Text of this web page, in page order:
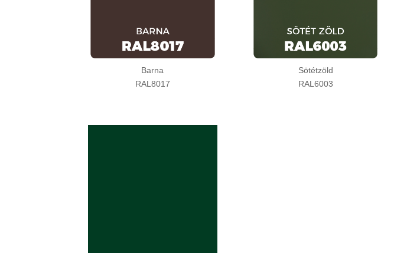
Barna
RAL8017
Sötétzöld
RAL6003